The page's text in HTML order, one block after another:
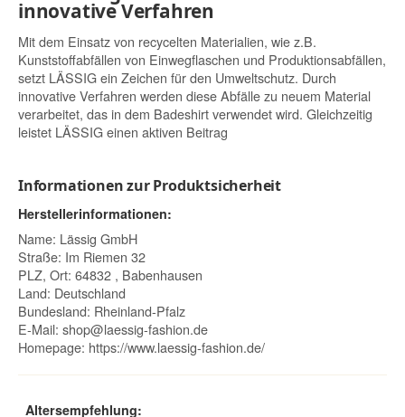
innovative Verfahren
Mit dem Einsatz von recycelten Materialien, wie z.B.
Kunststoffabfällen von Einwegflaschen und Produktionsabfällen,
setzt LÄSSIG ein Zeichen für den Umweltschutz. Durch
innovative Verfahren werden diese Abfälle zu neuem Material
verarbeitet, das in dem Badeshirt verwendet wird. Gleichzeitig
leistet LÄSSIG einen aktiven Beitrag
Informationen zur Produktsicherheit
Herstellerinformationen:
Name: Lässig GmbH
Straße: Im Riemen 32
PLZ, Ort: 64832 , Babenhausen
Land: Deutschland
Bundesland: Rheinland-Pfalz
E-Mail: shop@laessig-fashion.de
Homepage: https://www.laessig-fashion.de/
Altersempfehlung: